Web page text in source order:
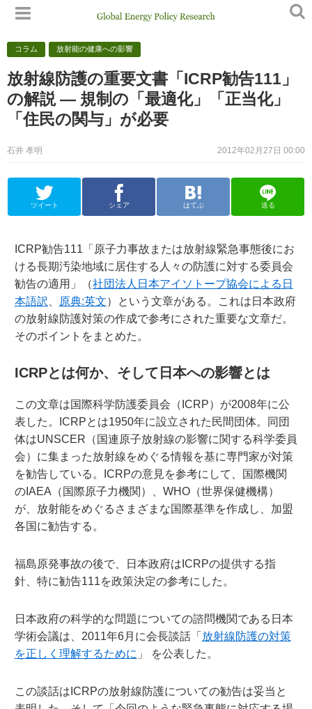
コラム 放射能の健康への影響
放射線防護の重要文書「ICRP勧告111」
の解説 — 規制の「最適化」「正当化」
「住民の関与」が必要
2012年02月27日 00:00
石井 孝明
ツイート シェア はてぶ 送る
ICRP勧告111「原子力事故または放射線緊急事態後にお
ける長期汚染地域に居住する人々の防護に対する委員会
勧告の適用」（社団法人日本アイソトープ協会による日
本語訳
原典:英文）という文章がある。これは日本政府
の放射線防護対策の作成で参考にされた重要な文章だ。
そのポイントをまとめた。
ICRPとは何か、そして日本への影響とは
この文章は国際科学防護委員会（ICRP）が2008年に公
表した。ICRPとは1950年に設立された民間団体。同団
体はUNSCER（国連原子放射線の影響に関する科学委員
会）に集まった放射線をめぐる情報を基に専門家が対策
を勧告している。ICRPの意見を参考にして、国際機関
のIAEA（国際原子力機関）、WHO（世界保健機構）
が、放射能をめぐるさまざまな国際基準を作成し、加盟
各国に勧告する。
福島原発事故の後で、日本政府はICRPの提供する指
針、特に勧告111を政策決定の参考にした。
日本政府の科学的な問題についての諮問機関である日本
学術会議は、2011年6月に会長談話「 放射線防護の対策
を正しく理解するために 」 を公表した。
この談話はICRPの放射線防護についての勧告は妥当と